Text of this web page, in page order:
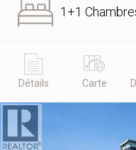
1+1
Détails Carte